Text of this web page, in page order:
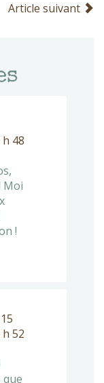
Article suivant
48
Moi
!
15
52
que